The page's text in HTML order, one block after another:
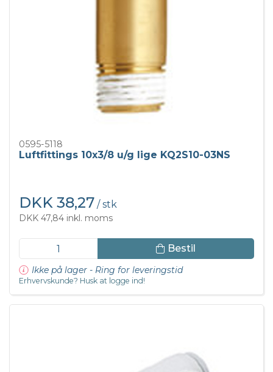
0595-5118
Luftfittings 10x3/8 u/g lige KQ2S10-03NS
DKK 38,27 / stk
DKK 47,84 inkl. moms
Bestil
Ikke på lager - Ring for leveringstid
Erhvervskunde? Husk at logge ind!